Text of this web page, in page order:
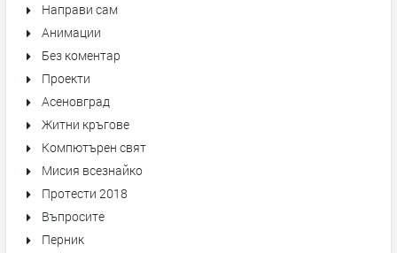
Направи сам
Анимации
Без коментар
Проекти
Асеновград
Житни кръгове
Компютърен свят
Мисия всезнайко
Протести 2018
Въпросите
Перник